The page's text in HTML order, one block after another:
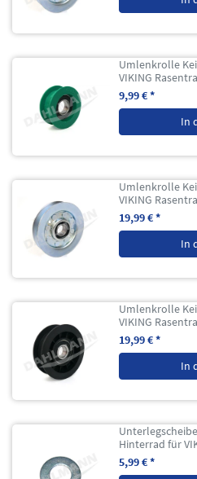
Umlenkrolle
VIKING
9,99 € *
In
Umlenkrolle
VIKING
19,99 € *
In
Umlenkrolle
VIKING
19,99 € *
In
Hinterrad für
5,99 € *